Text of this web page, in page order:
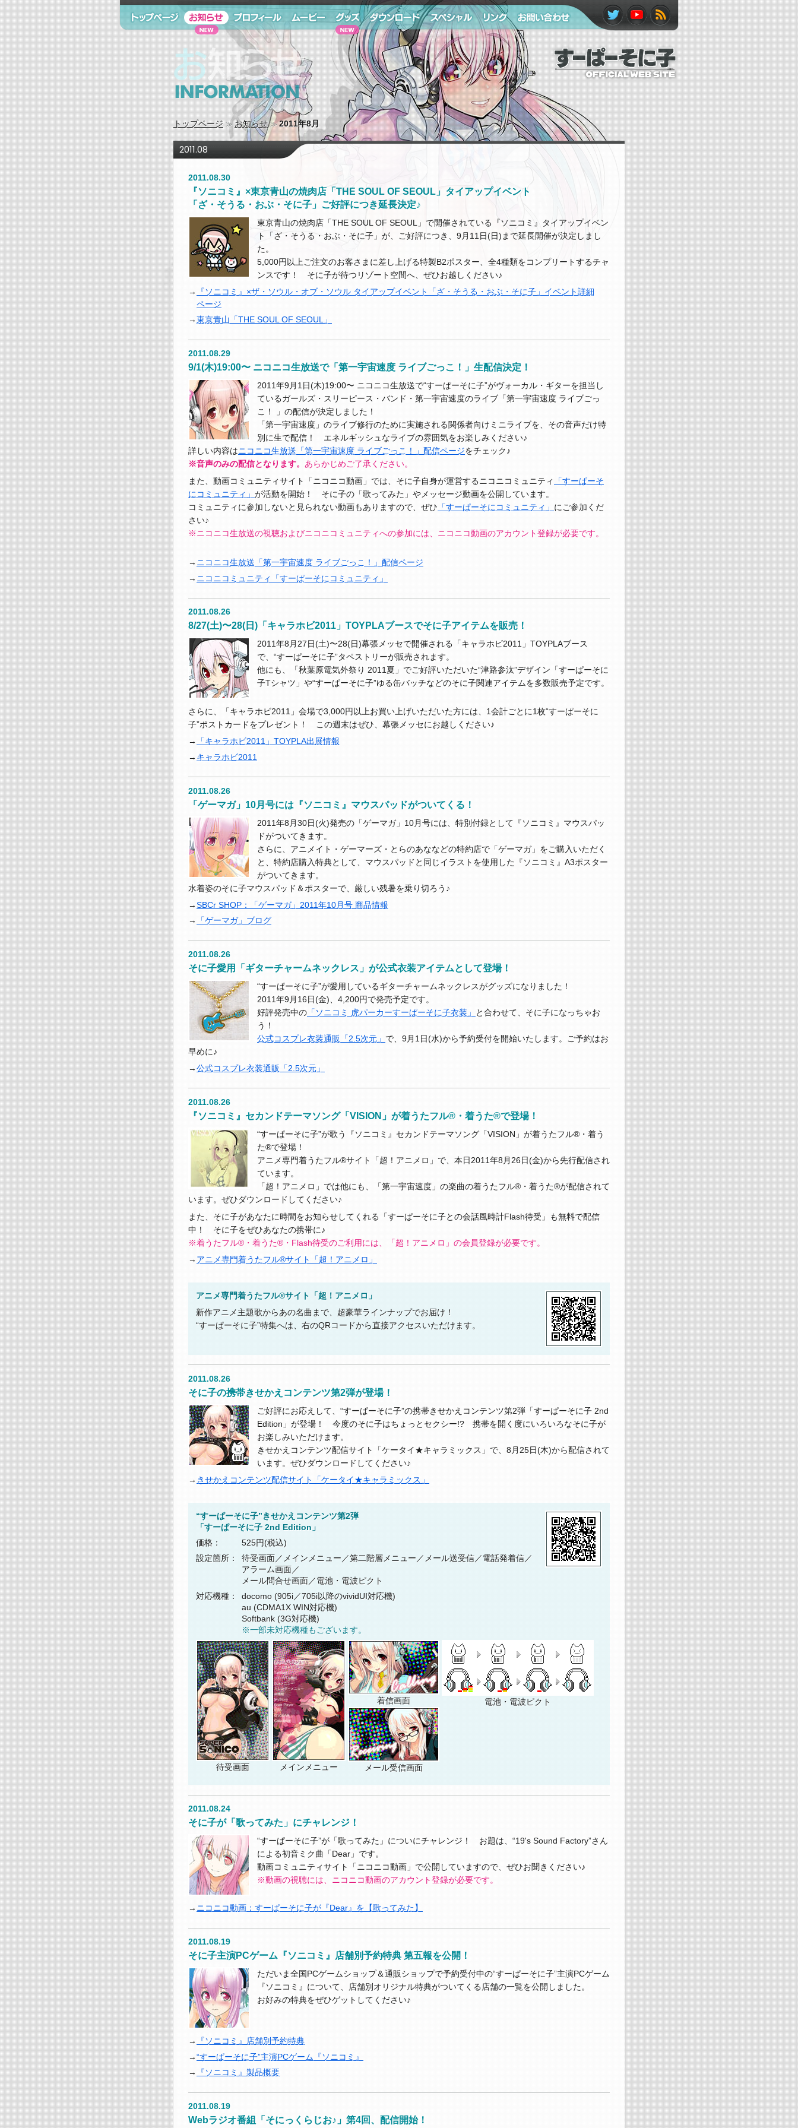
お知らせ information
トップページ
お知らせ 2011年8月
2011.08
2011.08.30
『ソニコミ』×東京青山の焼肉店「THE SOUL OF SEOUL」タイアップイベント
「ざ・そうる・おぶ・そに子」ご好評につき延長決定♪
東京青山の焼肉店「THE SOUL OF SEOUL」で開催されている『ソニコミ』タイアップイベン
ト「ざ・そうる・おぶ・そに子」が、ご好評につき、9月11日(日)まで延長開催が決定しまし
た。
5,000円以上ご注文のお客さまに差し上げる特製B2ポスター、全4種類をコンプリートするチャ
ンスです！ そに子が待つリゾート空間へ、ぜひお越しください♪
『ソニコミ』×ザ・ソウル・オブ・ソウル タイアップイベント「ざ・そうる・おぶ・そに子」イベント詳細
ページ
東京青山「THE SOUL OF SEOUL」
2011.08.29
9/1(木)19:00〜 ニコニコ生放送で「第一宇宙速度 ライブごっこ！」生配信決定！
2011年9月1日(木)19:00〜 ニコニコ生放送で“すーぱーそに子”がヴォーカル・ギターを担当し
ているガールズ・スリーピース・バンド・第一宇宙速度のライブ「第一宇宙速度 ライブごっ
こ！ 」の配信が決定しました！
「第一宇宙速度」のライブ修行のために実施される関係者向けミニライブを、その音声だけ特
別に生で配信！ エネルギッシュなライブの雰囲気をお楽しみください♪
詳しい内容はニコニコ生放送「第一宇宙速度 ライブごっこ！」配信ページをチェック♪
※音声のみの配信となります。 あらかじめご了承ください。
また、動画コミュニティサイト「ニコニコ動画」では、そに子自身が運営するニコニコミュニティ
「すーぱーそ
にコミュニティ」 が活動を開始！ そに子の「歌ってみた」やメッセージ動画を公開しています。
コミュニティに参加しないと見られない動画もありますので、ぜひ 「すーぱーそにコミュニティ」 にご参加くだ
さい♪
※ニコニコ生放送の視聴およびニコニコミュニティへの参加には、ニコニコ動画のアカウント登録が必要です。
ニコニコ生放送「第一宇宙速度 ライブごっこ！」配信ページ
ニコニコミュニティ「すーぱーそにコミュニティ」
2011.08.26
8/27(土)〜28(日)「キャラホビ2011」TOYPLAブースでそに子アイテムを販売！
2011年8月27日(土)〜28(日)幕張メッセで開催される「キャラホビ2011」TOYPLAブース
で、“すーぱーそに子”タペストリーが販売されます。
他にも、「秋葉原電気外祭り 2011夏」でご好評いただいた“津路参汰”デザイン「すーぱーそに
子Tシャツ」や“すーぱーそに子”ゆる缶バッチなどのそに子関連アイテムを多数販売予定です。
さらに、「キャラホビ2011」会場で3,000円以上お買い上げいただいた方には、1会計ごとに1枚“すーぱーそに
子”ポストカードをプレゼント！ この週末はぜひ、幕張メッセにお越しください♪
「キャラホビ2011」TOYPLA出展情報
キャラホビ2011
2011.08.26
「ゲーマガ」10月号には『ソニコミ』マウスパッドがついてくる！
2011年8月30日(火)発売の「ゲーマガ」10月号には、特別付録として『ソニコミ』マウスパッ
ドがついてきます。
さらに、アニメイト・ゲーマーズ・とらのあななどの特約店で「ゲーマガ」をご購入いただく
と、特約店購入特典として、マウスパッドと同じイラストを使用した『ソニコミ』A3ポスター
がついてきます。
水着姿のそに子マウスパッド＆ポスターで、厳しい残暑を乗り切ろう♪
SBCr SHOP：「ゲーマガ」2011年10月号 商品情報
「ゲーマガ」ブログ
2011.08.26
そに子愛用「ギターチャームネックレス」が公式衣装アイテムとして登場！
“すーぱーそに子”が愛用しているギターチャームネックレスがグッズになりました！
2011年9月16日(金)、4,200円で発売予定です。
好評発売中の 「ソニコミ 虎パーカーすーぱーそに子衣装」
と合わせて、そに子になっちゃお
う！
公式コスプレ衣装通販「2.5次元」 で、9月1日(水)から予約受付を開始いたします。ご予約はお
早めに♪
公式コスプレ衣装通販「2.5次元」
2011.08.26
『ソニコミ』セカンドテーマソング「VISION」が着うたフル®・着うた®で登場！
“すーぱーそに子”が歌う『ソニコミ』セカンドテーマソング「VISION」が着うたフル®・着う
た®で登場！
アニメ専門着うたフル®サイト「超！アニメロ」で、本日2011年8月26日(金)から先行配信され
ています。
「超！アニメロ」では他にも、「第一宇宙速度」の楽曲の着うたフル®・着うた®が配信されて
います。ぜひダウンロードしてください♪
また、そに子があなたに時間をお知らせしてくれる「すーぱーそに子との会話風時計Flash待受」も無料で配信
中！ そに子をぜひあなたの携帯に♪
※着うたフル®・着うた®・Flash待受のご利用には、「超！アニメロ」の会員登録が必要です。
アニメ専門着うたフル®サイト「超！アニメロ」
アニメ専門着うたフル®サイト「超！アニメロ」
新作アニメ主題歌からあの名曲まで、超豪華ラインナップでお届け！
“すーぱーそに子”特集へは、右のQRコードから直接アクセスいただけます。
2011.08.26
そに子の携帯きせかえコンテンツ第2弾が登場！
ご好評にお応えして、“すーぱーそに子”の携帯きせかえコンテンツ第2弾「すーぱーそに子 2nd
Edition」が登場！ 今度のそに子はちょっとセクシー!? 携帯を開く度にいろいろなそに子が
お楽しみいただけます。
きせかえコンテンツ配信サイト「ケータイ★キャラミックス」で、8月25日(木)から配信されて
います。ぜひダウンロードしてください♪
きせかえコンテンツ配信サイト「ケータイ★キャラミックス」
“すーぱーそに子”きせかえコンテンツ第2弾
「すーぱーそに子 2nd Edition」
価格：
525円(税込)
設定箇所：
待受画面／メインメニュー／第二階層メニュー／メール送受信／電話発着信／
アラーム画面／
メール問合せ画面／電池・電波ピクト
対応機種：
docomo (905i／705i以降のvividUI対応機)
au (CDMA1X WIN対応機)
Softbank (3G対応機)
※一部未対応機種もございます。
待受画面 メインメニュー
着信画面
メール受信画面
電池・電波ピクト
2011.08.24
そに子が「歌ってみた」にチャレンジ！
“すーぱーそに子”が「歌ってみた」についにチャレンジ！ お題は、“19's Sound Factory”さん
による初音ミク曲「Dear」です。
動画コミュニティサイト「ニコニコ動画」で公開していますので、ぜひお聞きください♪
※動画の視聴には、ニコニコ動画のアカウント登録が必要です。
ニコニコ動画：すーぱーそに子が『Dear』を【歌ってみた】
2011.08.19
そに子主演PCゲーム『ソニコミ』店舗別予約特典 第五報を公開！
ただいま全国PCゲームショップ＆通販ショップで予約受付中の“すーぱーそに子”主演PCゲーム
『ソニコミ』について、店舗別オリジナル特典がついてくる店舗の一覧を公開しました。
お好みの特典をぜひゲットしてください♪
『ソニコミ』店舗別予約特典
“すーぱーそに子”主演PCゲーム『ソニコミ』
『ソニコミ』製品概要
2011.08.19
Webラジオ番組「そにっくらじお♪」第4回、配信開始！
トップページ お知らせ プロフィール ムービー グッズ ダウンロード スペシャル リンク お問い合わせ
Twitte
r
YouTu
be
RSS
フィ
ード